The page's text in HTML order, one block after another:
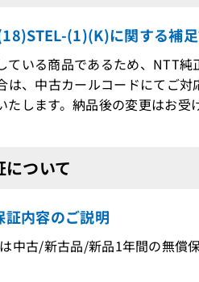
(1)(K)に関する補
いる商品であるため、NTT純
、中古カールコードにてご対
します。納品後の変更はお受
ついて
内容のご説明
中古/新古品/新品1年間の無償